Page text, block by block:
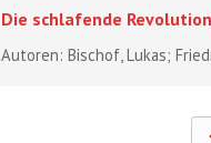
Die schlafende
Autoren: Bischof, Lukas;